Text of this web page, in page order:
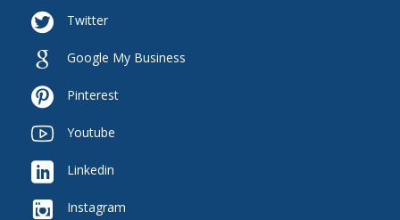
 Twitter
 Google My Business
 Pinterest
 Youtube
 Linkedin
 Instagram